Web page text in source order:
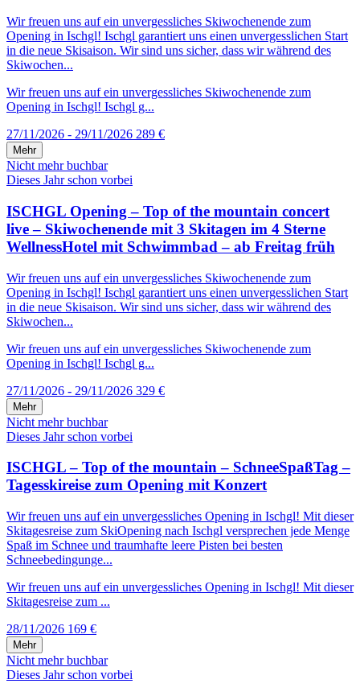
Wir freuen uns auf ein unvergessliches Skiwochenende zum
Opening in Ischgl! Ischgl garantiert uns einen unvergesslichen Start
in die neue Skisaison. Wir sind uns sicher, dass wir während des
Skiwochen...
Wir freuen uns auf ein unvergessliches Skiwochenende zum
Opening in Ischgl! Ischgl g...
27/11/2026 - 29/11/2026 289 €
Mehr
Nicht mehr buchbar
Dieses Jahr schon vorbei
ISCHGL Opening – Top of the mountain concert
live – Skiwochenende mit 3 Skitagen im 4 Sterne
WellnessHotel mit Schwimmbad – ab Freitag früh
Wir freuen uns auf ein unvergessliches Skiwochenende zum
Opening in Ischgl! Ischgl garantiert uns einen unvergesslichen Start
in die neue Skisaison. Wir sind uns sicher, dass wir während des
Skiwochen...
Wir freuen uns auf ein unvergessliches Skiwochenende zum
Opening in Ischgl! Ischgl g...
27/11/2026 - 29/11/2026 329 €
Mehr
Nicht mehr buchbar
Dieses Jahr schon vorbei
ISCHGL – Top of the mountain – SchneeSpaßTag –
Tagesskireise zum Opening mit Konzert
Wir freuen uns auf ein unvergessliches Opening in Ischgl! Mit dieser
Skitagesreise zum SkiOpening nach Ischgl versprechen jede Menge
Spaß im Schnee und traumhafte leere Pisten bei besten
Schneebedingunge...
Wir freuen uns auf ein unvergessliches Opening in Ischgl! Mit dieser
Skitagesreise zum ...
28/11/2026 169 €
Mehr
Nicht mehr buchbar
Dieses Jahr schon vorbei